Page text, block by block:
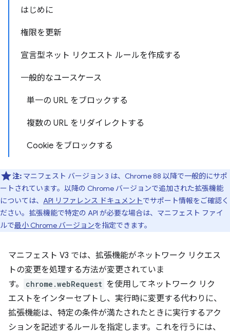
はじめに
権限を更新
宣言型ネット リクエスト ルールを作成する
一般的なユースケース
単一の URL をブロックする
複数の URL をリダイレクトする
Cookie をブロックする
注: マニフェスト バージョン 3 は、Chrome 88 以降で一般的にサポ
ートされています。以降の Chrome バージョンで追加された拡張機能
については、 API リファレンス ドキュメントでサポート情報をご確認く
ださい。拡張機能で特定の API が必要な場合は、マニフェスト ファイ
ルで最小 Chrome バージョンを指定できます。
マニフェスト V3 では、拡張機能がネットワーク リクエス
トの変更を処理する方法が変更されていま
す。
chrome.webRequest を使用してネットワーク リク
エストをインターセプトし、実行時に変更する代わりに、
拡張機能は、特定の条件が満たされたときに実行するアク
ションを記述するルールを指定します。これを行うには、